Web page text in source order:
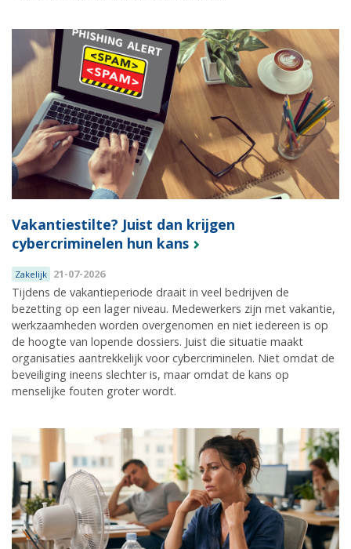
Vakantiestilte? Juist dan krijgen
cybercriminelen hun kans
Zakelijk 21-07-2026
Tijdens de vakantieperiode draait in veel bedrijven de
bezetting op een lager niveau. Medewerkers zijn met vakantie,
werkzaamheden worden overgenomen en niet iedereen is op
de hoogte van lopende dossiers. Juist die situatie maakt
organisaties aantrekkelijk voor cybercriminelen. Niet omdat de
beveiliging ineens slechter is, maar omdat de kans op
menselijke fouten groter wordt.